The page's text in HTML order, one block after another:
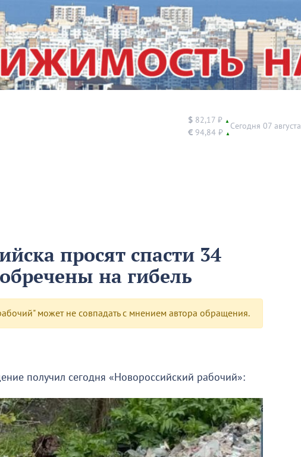
$ 82,17 ₽ ▲
€ 94,84 ₽ ▲
Сегодня 07 августа
просят спасти 34
на гибель
может не совпадать с мнением автора обращения.
получил сегодня «Новороссийский рабочий»: